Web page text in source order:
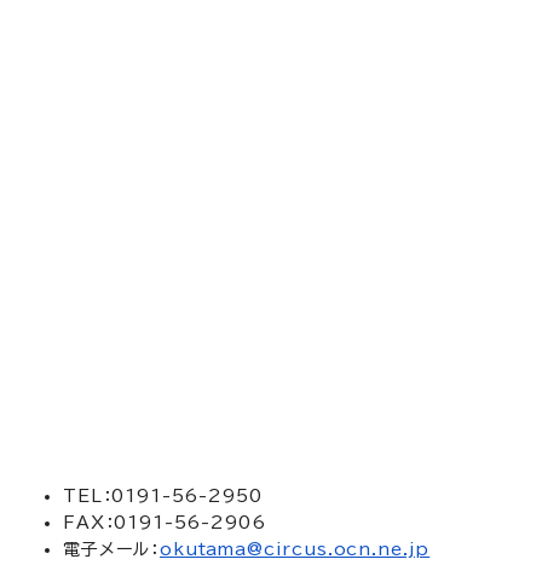
TEL：0191-56-2950
FAX：0191-56-2906
電子メール：okutama@circus.ocn.ne.jp